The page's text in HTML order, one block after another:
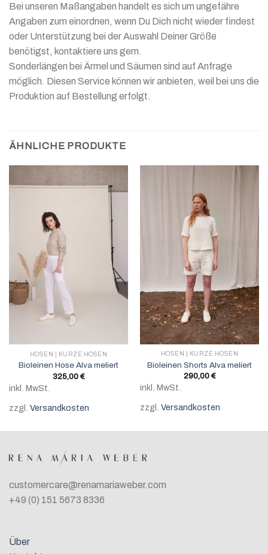
Bei unseren Maßangaben handelt es sich um ungefähre
Angaben zum einordnen, wenn Du Dich nicht wieder findest
oder Unterstützung bei der Auswahl Deiner Größe
benötigst, kontaktiere uns gern.
Sonderlängen bei Ärmel und Säumen sind auf Anfrage
möglich. Diesen Service können wir anbieten, weil bei uns die
Produktion auf Bestellung erfolgt.
ÄHNLICHE PRODUKTE
HOSEN | KURZE HOSEN
Bioleinen Hose Alva meliert
325,00 €
inkl. MwSt.
zzgl. Versandkosten
HOSEN | KURZE HOSEN
Bioleinen Shorts Alva meliert
290,00 €
inkl. MwSt.
zzgl. Versandkosten
customercare@renamariaweber.com
+49 (0) 151 5673 8336
Über